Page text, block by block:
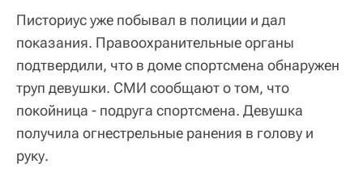
Писториус уже побывал в полиции и дал
показания. Правоохранительные органы
подтвердили, что в доме спортсмена обнаружен
труп девушки. СМИ сообщают о том, что
покойница - подруга спортсмена. Девушка
получила огнестрельные ранения в голову и
руку.